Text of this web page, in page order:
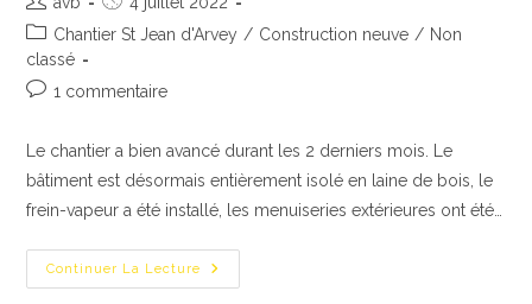
de
la
publiée :
Post
category:
Chantier St Jean d'Arvey / Construction neuve / Non
classé
Commentaires
1 commentaire
Le chantier a bien avancé durant les 2 derniers mois. Le
bâtiment est désormais entièrement isolé en laine de bois, le
frein-vapeur a été installé, les menuiseries extérieures ont été…
Continuer La Lecture
Test
D’étanchéité